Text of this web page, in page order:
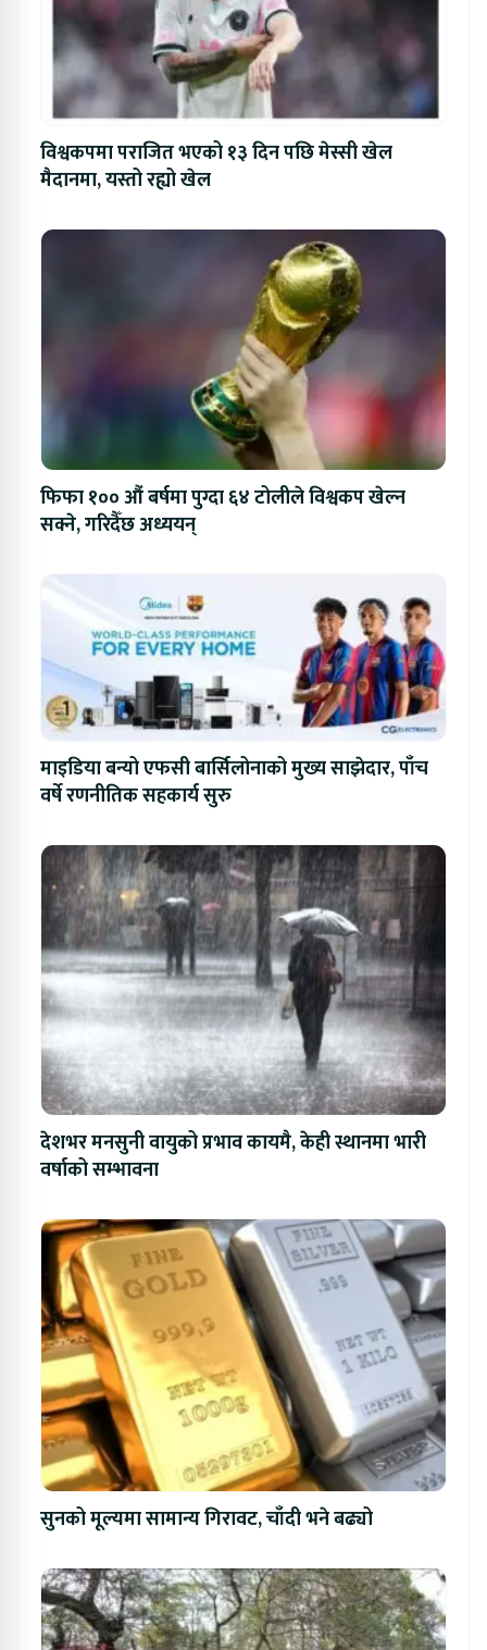
विश्वकपमा पराजित भएको १३ दिन पछि मेस्सी खेल
मैदानमा, यस्तो रह्यो खेल
फिफा १०० औं बर्षमा पुग्दा ६४ टोलीले विश्वकप खेल्न
सक्ने, गरिदैँछ अध्ययन्
माइडिया बन्यो एफसी बार्सिलोनाको मुख्य साझेदार, पाँच
वर्षे रणनीतिक सहकार्य सुरु
देशभर मनसुनी वायुको प्रभाव कायमै, केही स्थानमा भारी
वर्षाको सम्भावना
सुनको मूल्यमा सामान्य गिरावट, चाँदी भने बढ्यो